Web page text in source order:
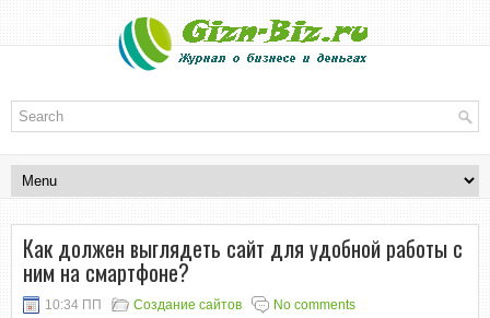
Как должен выглядеть сайт для удобной работы с
ним на смартфоне?
10:34 ПП Создание сайтов No comments